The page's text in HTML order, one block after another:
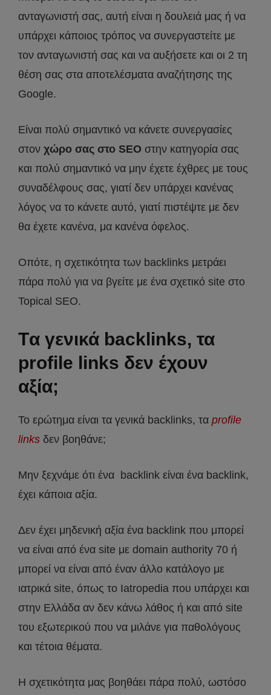
ανταγωνιστή σας, αυτή είναι η δουλειά μας ή να
υπάρχει κάποιος τρόπος να συνεργαστείτε με
τον ανταγωνιστή σας και να αυξήσετε και οι 2 τη
θέση σας στα αποτελέσματα αναζήτησης της
Google.
Είναι πολύ σημαντικό να κάνετε συνεργασίες
στον χώρο σας στο SEO στην κατηγορία σας
και πολύ σημαντικό να μην έχετε έχθρες με τους
συναδέλφους σας, γιατί δεν υπάρχει κανένας
λόγος να το κάνετε αυτό, γιατί πιστέψτε με δεν
θα έχετε κανένα, μα κανένα όφελος.
Οπότε, η σχετικότητα των backlinks μετράει
πάρα πολύ για να βγείτε με ένα σχετικό site στο
Topical SEO.
Tα γενικά backlinks, τα
profile links δεν έχουν
αξία;
Το ερώτημα είναι τα γενικά backlinks, τα profile
links δεν βοηθάνε;
Μην ξεχνάμε ότι ένα backlink είναι ένα backlink,
έχει κάποια αξία.
Δεν έχει μηδενική αξία ένα backlink που μπορεί
να είναι από ένα site με domain authority 70 ή
μπορεί να είναι από έναν άλλο κατάλογο με
ιατρικά site, όπως το Iatropedia που υπάρχει και
στην Ελλάδα αν δεν κάνω λάθος ή και από site
του εξωτερικού που να μιλάνε για παθολόγους
και τέτοια θέματα.
Η σχετικότητα μας βοηθάει πάρα πολύ, ωστόσο